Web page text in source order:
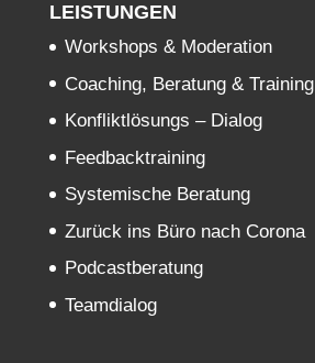
LEISTUNGEN
Workshops & Moderation
Coaching, Beratung & Training
Konfliktlösungs – Dialog
Feedbacktraining
Systemische Beratung
Zurück ins Büro nach Corona
Podcastberatung
Teamdialog